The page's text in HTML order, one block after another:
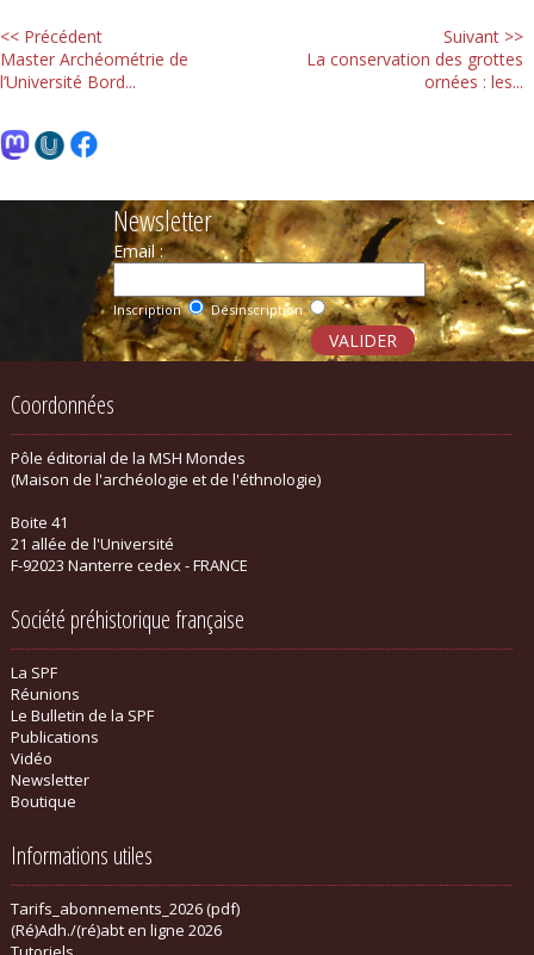
<< Précédent
Master Archéométrie de
l’Université Bord...
Suivant >>
La conservation des grottes
ornées : les...
Newsletter
Email :
Inscription Désinscription
Coordonnées
Pôle éditorial de la MSH Mondes
(Maison de l'archéologie et de l'éthnologie)
Boite 41
21 allée de l'Université
F-92023 Nanterre cedex - FRANCE
Société préhistorique française
La SPF
Réunions
Le Bulletin de la SPF
Publications
Vidéo
Newsletter
Boutique
Informations utiles
Tarifs_abonnements_2026 (pdf)
(Ré)Adh./(ré)abt en ligne 2026